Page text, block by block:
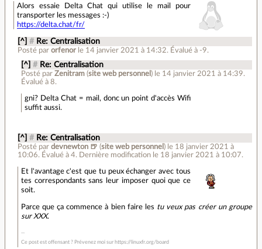
Alors essaie Delta Chat qui utilise le mail pour
transporter les messages :-)
https://delta.chat/fr/
[^] # Re: Centralisation
Posté par orfenor le 14 janvier 2021 à 14:32. Évalué à -9.
[^] # Re: Centralisation
Posté parZenitram (site web personnel ) le 14 janvier 2021 à 14:39.
Évalué à8.
gni? Delta Chat = mail, donc un point d'accès Wifi
suffit aussi.
[^] # Re: Centralisation
Posté par devnewton 🍺 (site web personnel ) le 18 janvier 2021 à
10:06. Évalué à 4. Dernière modification le 18 janvier 2021 à 10:07.
Et l'avantage c'est que tu peux échanger avec tous
tes correspondants sans leur imposer quoi que ce
soit.
Parce que ça commence à bien faire les tu veux pas créer un groupe
sur XXX.
Ce post est offensant ? Prévenez moi sur https://linuxfr.org/board